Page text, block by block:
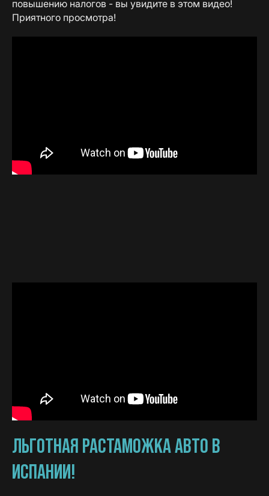
повышению налогов - вы увидите в этом видео!
Приятного просмотра!
ЛЬГОТНАЯ РАСТАМОЖКА АВТО В
ИСПАНИИ!